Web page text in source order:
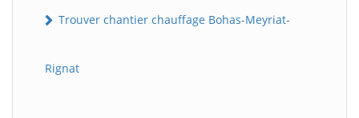
Trouver chantier chauffage Bohas-Meyriat-
Rignat